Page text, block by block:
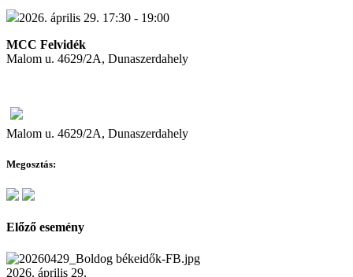
2026. április 29. 17:30 - 19:00
MCC Felvidék
Malom u. 4629/2A, Dunaszerdahely
Malom u. 4629/2A, Dunaszerdahely
Megosztás:
Előző esemény
2026. április 29.